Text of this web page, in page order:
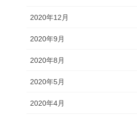
2020年12月
2020年9月
2020年8月
2020年5月
2020年4月